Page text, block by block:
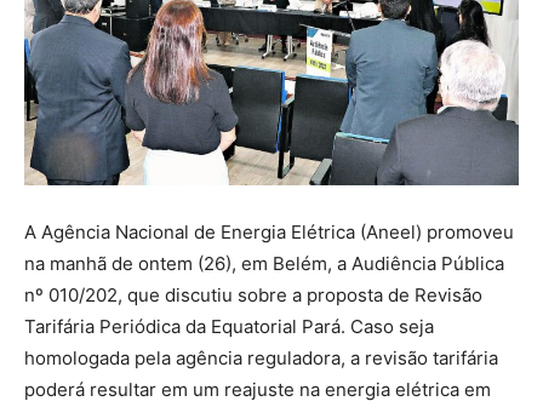
A Agência Nacional de Energia Elétrica (Aneel) promoveu
na manhã de ontem (26), em Belém, a Audiência Pública
nº 010/202, que discutiu sobre a proposta de Revisão
Tarifária Periódica da Equatorial Pará. Caso seja
homologada pela agência reguladora, a revisão tarifária
poderá resultar em um reajuste na energia elétrica em